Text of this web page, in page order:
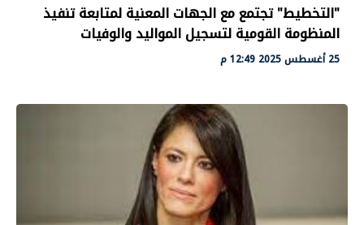
"التخطيط" تجتمع مع الجهات المعنية لمتابعة تنفيذ
المنظومة القومية لتسجيل المواليد والوفيات
25 أغسطس 2025 12:49 م